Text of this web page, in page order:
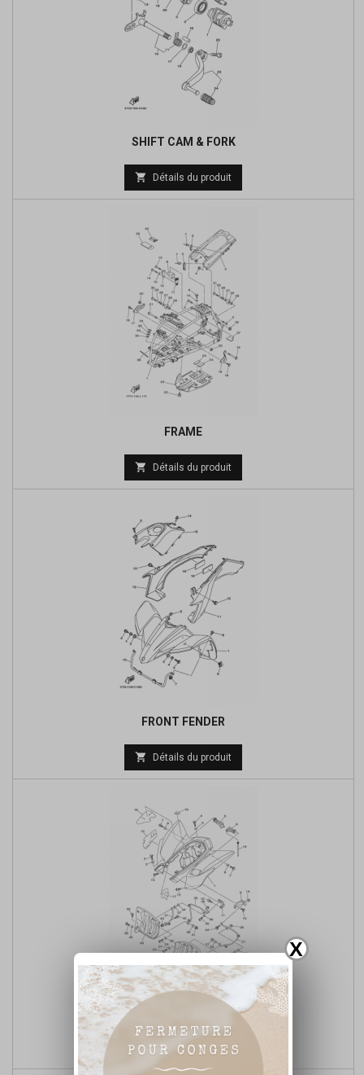
X
SHIFT CAM & FORK
Prix
de
 Détails du produit
FRAME
 Détails du produit
FRONT FENDER
 Détails du produit
 Détails du produit